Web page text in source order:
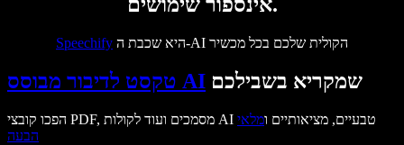
Speechify היא שכבת ה-AI הקולית שלכם בכל מכשיר
טקסט לדיבור מבוסס AI שמקריא בשבילכם
הפכו קובצי PDF, מסמכים ועוד לקולות AI טבעיים, מציאותיים ומלאי
הבעה